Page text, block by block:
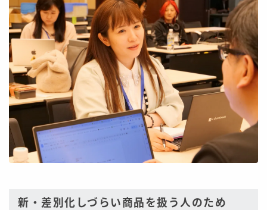
新・差別化しづらい商品を扱う人のため